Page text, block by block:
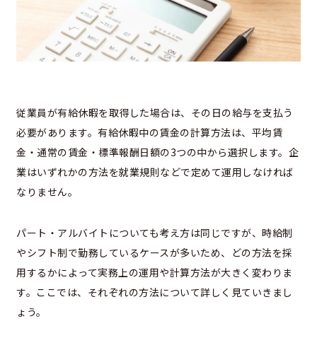
従業員が有給休暇を取得した場合は、その日の給与を支払う
必要があります。有給休暇中の賃金の計算方法は、平均賃
金・通常の賃金・標準報酬日額の3つの中から選択します。企
業はいずれかの方法を就業規則などで定めて運用しなければ
なりません。
パート・アルバイトについても考え方は同じですが、時給制
やシフト制で勤務しているケースが多いため、どの方法を採
用するかによって実務上の運用や計算方法が大きく変わりま
す。ここでは、それぞれの方法について詳しく見ていきまし
ょう。